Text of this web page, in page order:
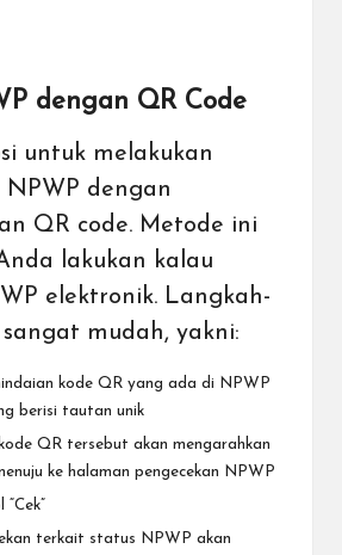
dengan QR Code
untuk melakukan
NPWP dengan
QR code. Metode ini
lakukan kalau
elektronik. Langkah-
mudah, yakni:
kode QR yang ada di NPWP
berisi tautan unik
QR tersebut akan mengarahkan
ke halaman pengecekan NPWP
“Cek”
terkait status NPWP akan